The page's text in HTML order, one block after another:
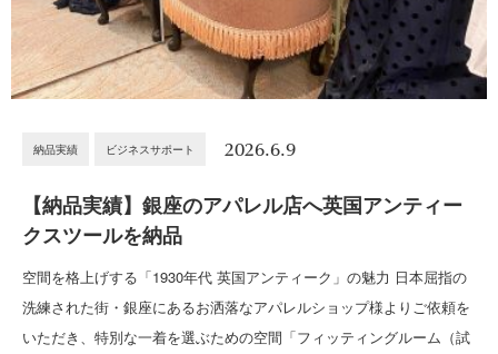
納品実績 ビジネスサポート 2026.6.9
【納品実績】銀座のアパレル店へ英国アンティー
クスツールを納品
空間を格上げする「1930年代 英国アンティーク」の魅力 日本屈指の
洗練された街・銀座にあるお洒落なアパレルショップ様よりご依頼を
いただき、特別な一着を選ぶための空間「フィッティングルーム（試